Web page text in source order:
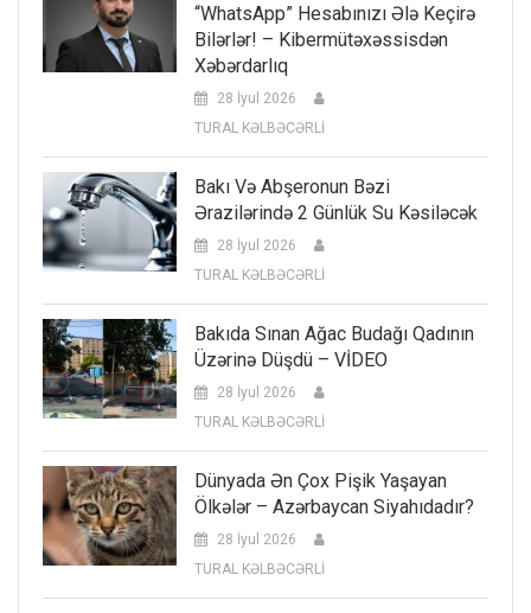
“WhatsApp” Hesabınızı Ələ Keçirə
Bilərlər! – Kibermütəxəssisdən
Xəbərdarlıq
28 İyul 2026
TURAL KƏLBƏCƏRLİ
Bakı Və Abşeronun Bəzi
Ərazilərində 2 Günlük Su Kəsiləcək
28 İyul 2026
TURAL KƏLBƏCƏRLİ
Bakıda Sınan Ağac Budağı Qadının
Üzərinə Düşdü – VİDEO
28 İyul 2026
TURAL KƏLBƏCƏRLİ
Dünyada Ən Çox Pişik Yaşayan
Ölkələr – Azərbaycan Siyahıdadır?
28 İyul 2026
TURAL KƏLBƏCƏRLİ